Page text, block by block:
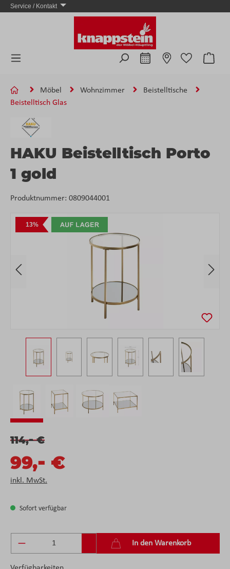
Zum Hauptinhalt springen
Service / Kontakt
Möbel Wohnzimmer
Beistelltische
Beistelltisch Glas
13%
Bildergalerie überspringen
HAKU Beistelltisch Porto
1 gold
Produktnummer: 0809044001
114,-€
99,- €
inkl. MwSt.
Sofort verfügbar
Produkt Anzahl: Gib den gewünschten Wert
In den Warenkorb